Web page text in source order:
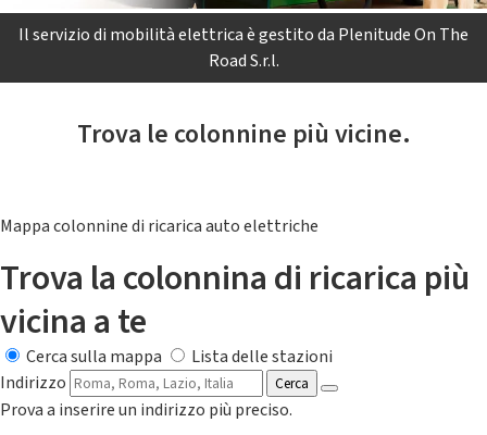
Il servizio di mobilità elettrica è gestito da Plenitude On The
Road S.r.l.
Trova le colonnine più vicine.
Mappa colonnine di ricarica auto elettriche
Trova la colonnina di ricarica più
vicina a te
Cerca sulla mappa
Lista delle stazioni
Indirizzo
Cerca
Prova a inserire un indirizzo più preciso.